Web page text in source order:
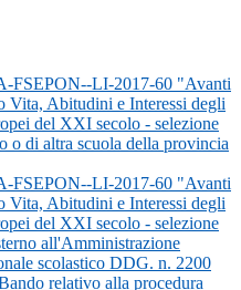
FSEPON--LI-2017-60 "Avanti
Vita, Abitudini e Interessi degli
del XXI secolo - selezione
o di altra scuola della provincia
FSEPON--LI-2017-60 "Avanti
Vita, Abitudini e Interessi degli
del XXI secolo - selezione
all'Amministrazione
scolastico DDG. n. 2200
relativo alla procedura